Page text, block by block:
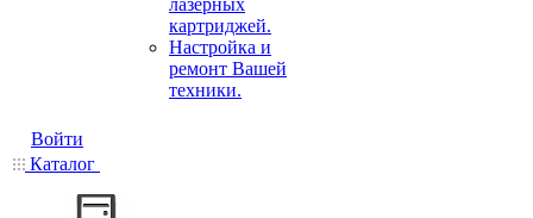
лазерных
картриджей.
Настройка и
ремонт Вашей
техники.
Войти
Каталог